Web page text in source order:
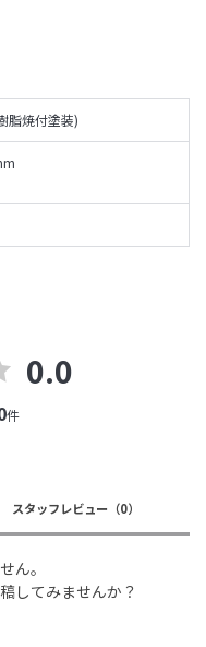
0.0
件
スタッフレビュー （0）
ん。
してみませんか？
脂焼付塗装)